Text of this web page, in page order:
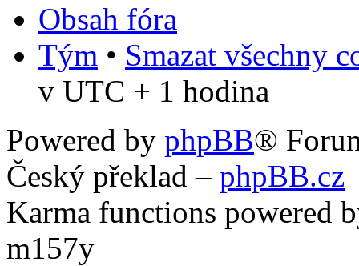
Obsah fóra
Tým • Smazat všechny
v UTC + 1 hodina
Powered by phpBB®
Český překlad – phpBB.cz
Karma functions powered
m157y